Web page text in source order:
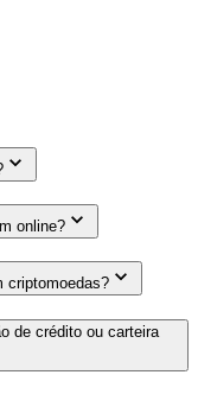
online?
criptomoedas?
de crédito ou carteira